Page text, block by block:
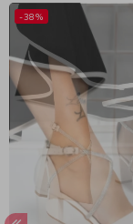
-38%